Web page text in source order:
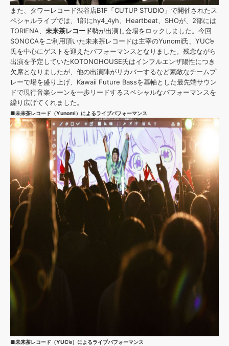
また、タワーレコード渋谷店B1F「CUTUP STUDIO」で開催されたス
ペシャルライブでは、1部にhy4_4yh、Heartbeat、SHOが、2部には
TORIENA、 未来茶レコード勢が出演し会場をロックしました。今回
SONOCAをご利用頂いた未来茶レコードは主宰のYunomi氏、YUC’e
氏を中心にゲストを迎えたパフォーマンスとなりました。残念ながら
出演を予定していたKOTONOHOUSE氏はインフルエンザ陽性につき
欠席となりましたが、他の出演陣がリカバーするなど素敵なチームプ
レーで場を盛り上げ、Kawaii Future Bassを基軸とした最先端サウン
ドで現行音楽シーンを一歩リードするスペシャルなパフォーマンスを
繰り広げてくれました。
■未来茶レコード（Yunomi）によるライブパフォーマンス
■未来茶レコード（YUC’e）によるライブパフォーマンス